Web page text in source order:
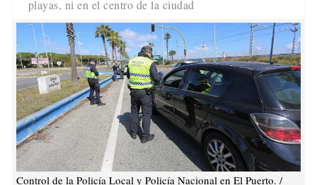
playas, ni en el centro de la ciudad
Control de la Policía Local y Policía Nacional en El Puerto. /